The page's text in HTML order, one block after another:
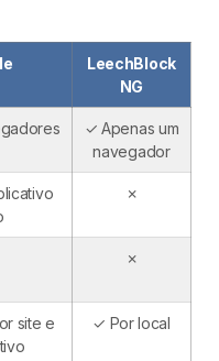
LeechBlock
NG
✓ Apenas um
navegador
✗
✗
site e
✓ Por local